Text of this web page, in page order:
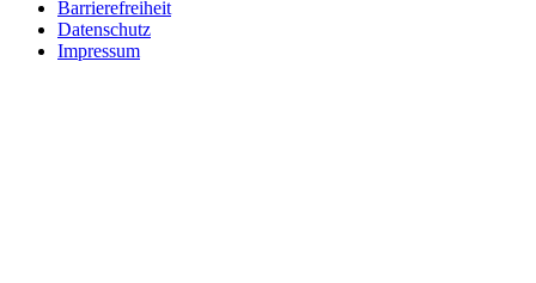
Barrierefreiheit
Datenschutz
Impressum